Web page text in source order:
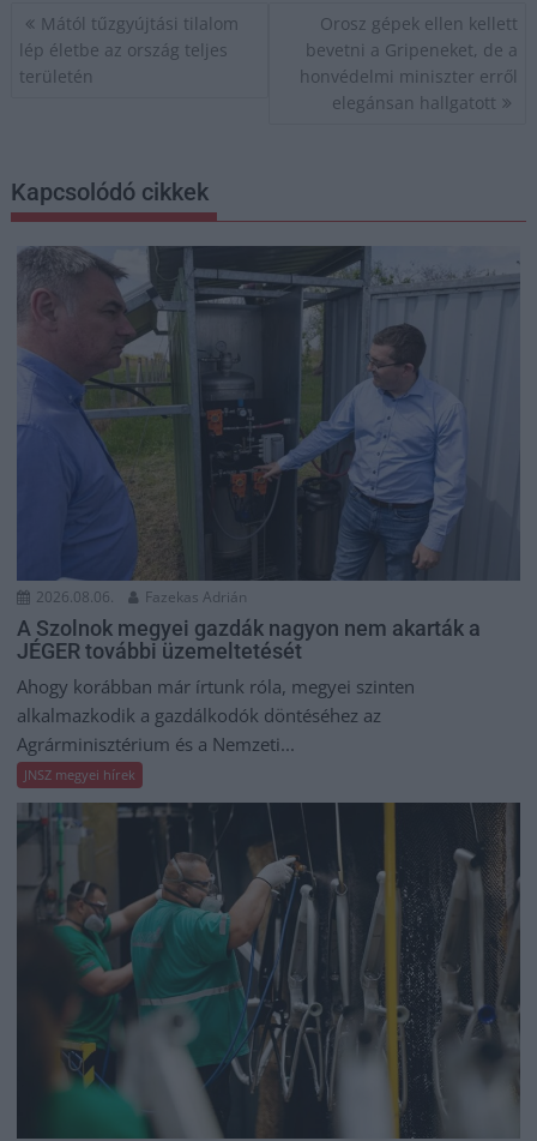
Bejegyzés
navigáció
Mától tűzgyújtási tilalom
lép életbe az ország teljes
területén
Orosz gépek ellen kellett
bevetni a Gripeneket, de a
honvédelmi miniszter erről
elegánsan hallgatott
Kapcsolódó cikkek
2026.08.06. Fazekas Adrián
A Szolnok megyei gazdák nagyon nem akarták a
JÉGER további üzemeltetését
Ahogy korábban már írtunk róla, megyei szinten
alkalmazkodik a gazdálkodók döntéséhez az
Agrárminisztérium és a Nemzeti...
JNSZ megyei hírek